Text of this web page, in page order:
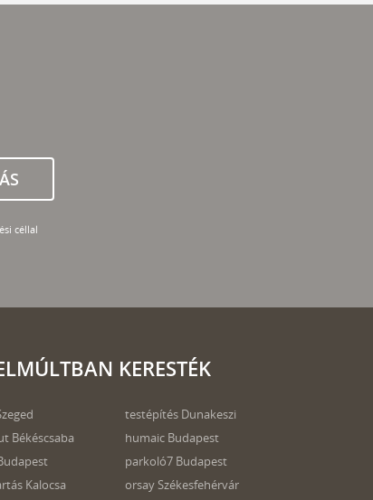
céllal
KERESTÉK
Békéscsaba
Kalocsa
testépítés Dunakeszi
humaic Budapest
parkoló7 Budapest
orsay Székesfehérvár